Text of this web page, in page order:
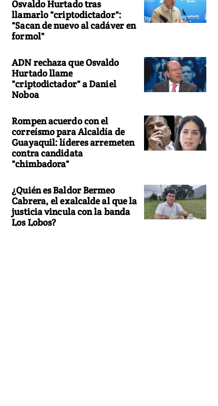
Osvaldo Hurtado tras
llamarlo "criptodictador":
"Sacan de nuevo al cadáver en
formol"
ADN rechaza que Osvaldo
Hurtado llame
"criptodictador" a Daniel
Noboa
Rompen acuerdo con el
correísmo para Alcaldía de
Guayaquil: líderes arremeten
contra candidata
"chimbadora"
¿Quién es Baldor Bermeo
Cabrera, el exalcalde al que la
justicia vincula con la banda
Los Lobos?